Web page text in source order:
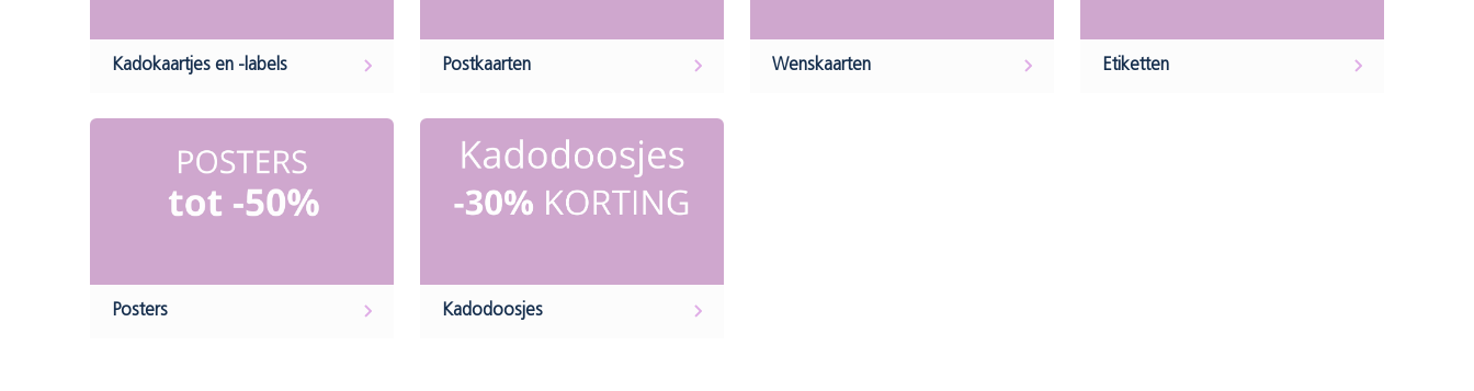
Kadokaartjes en -labels Postkaarten Wenskaarten Etiketten
Posters Kadodoosjes